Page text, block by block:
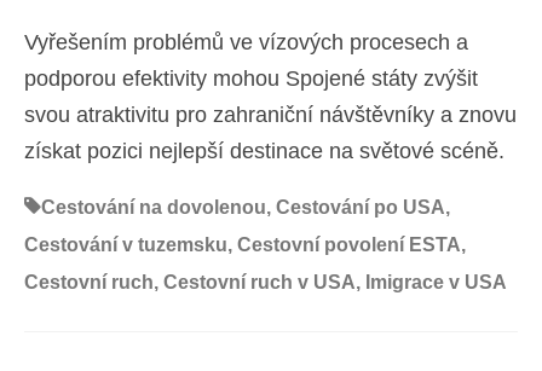
Vyřešením problémů ve vízových procesech a
podporou efektivity mohou Spojené státy zvýšit
svou atraktivitu pro zahraniční návštěvníky a znovu
získat pozici nejlepší destinace na světové scéně.
Cestování na dovolenou, Cestování po USA,
Cestování v tuzemsku, Cestovní povolení ESTA,
Cestovní ruch, Cestovní ruch v USA, Imigrace v USA